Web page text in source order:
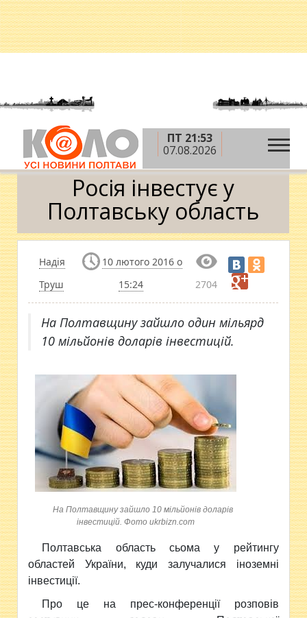
ПТ 21:53
07.08.2026
Головна » Новини » Влада »Росія інвестує у
Полтавську область
Росія інвестує у
Полтавську область
Надія
Труш
10 лютого 2016 о
15:24
2704
На Полтавщину зайшло один мільярд
10 мільйонів доларів інвестицій.
На Полтавщину зайшло 10 мільйонів доларів
інвестицій. Фото ukrbizn.com
Полтавська область сьома у рейтингу
областей України, куди залучалися іноземні
інвестиції.
Про це на прес-конференції розповів